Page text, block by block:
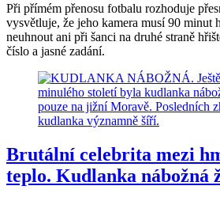
Při přímém přenosu fotbalu rozhoduje
vysvětluje, že jeho kamera musí 90 minut
neuhnout ani při šanci na druhé straně
číslo a jasné zadání.
Brutální celebrita mezi
teplo. Kudlanka nábožná